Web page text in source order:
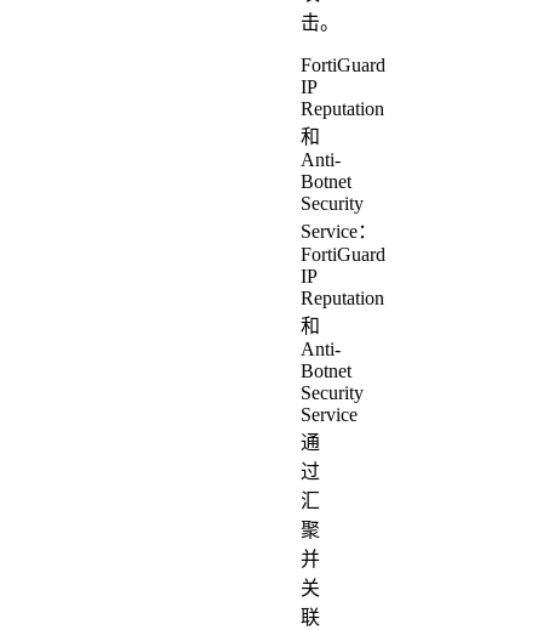
击。
FortiGuard
IP
Reputation
和
Anti-
Botnet
Security
Service：
FortiGuard
IP
Reputation
和
Anti-
Botnet
Security
Service
通
过
汇
聚
并
关
联